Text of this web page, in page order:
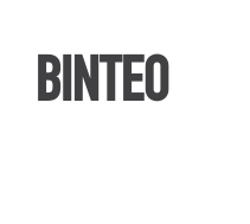
ΒΙΝΤΕΟ